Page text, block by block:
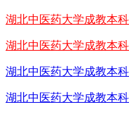
湖北中医药大学成教本
湖北中医药大学成教本
湖北中医药大学成教本
湖北中医药大学成教本